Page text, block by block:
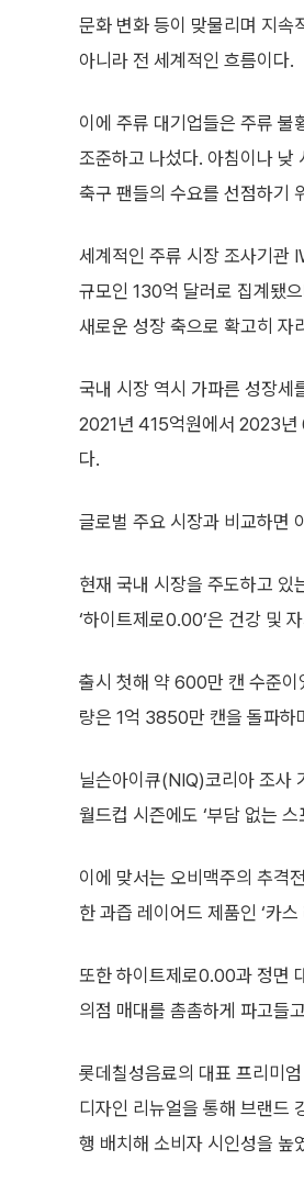
문화 변화 등이 맞물리며 지속
아니라 전 세계적인 흐름이다.
이에 주류 대기업들은 주류 불
조준하고 나섰다. 아침이나 낮
축구 팬들의 수요를 선점하기
세계적인 주류 시장 조사기관
규모인 130억 달러로 집계됐
새로운 성장 축으로 확고히 자
국내 시장 역시 가파른 성장세
2021년 415억원에서 2023년
다.
글로벌 주요 시장과 비교하면
현재 국내 시장을 주도하고
‘하이트제로0.00’은 건강 및
출시 첫해 약 600만 캔 수준
량은 1억 3850만 캔을 돌파하
닐슨아이큐(NIQ)코리아 조사
월드컵 시즌에도 ‘부담 없는
이에 맞서는 오비맥주의 추격
한 과즙 레이어드 제품인 ‘카
또한 하이트제로0.00과 정면
의점 매대를 촘촘하게 파고들
롯데칠성음료의 대표 프리미
디자인 리뉴얼을 통해 브랜드
행 배치해 소비자 시인성을 높